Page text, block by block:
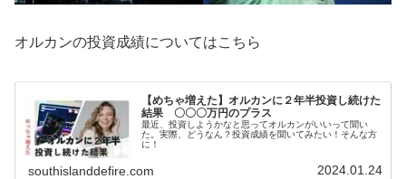
オルカンの投資成績についてはこちら
【めちゃ増えた】オルカンに２年半投資し続けた
結果 〇〇〇万円のプラス
最近、投資しようかなと思ってオルカンがいいって聞い
た。実際、どうなん？投資成績を聞いてみたい！そんな方
に！
southislanddefire.com 2024.01.24